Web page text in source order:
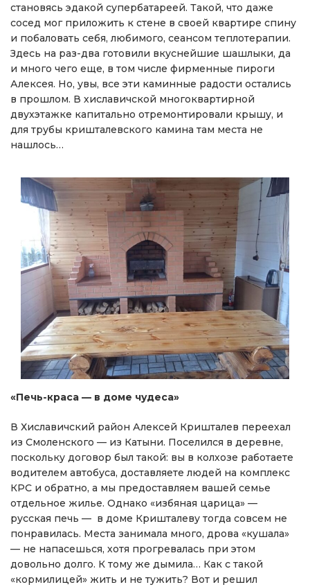
становясь эдакой супербатареей. Такой, что даже
сосед мог приложить к стене в своей квартире спину
и побаловать себя, любимого, сеансом теплотерапии.
Здесь на раз-два готовили вкуснейшие шашлыки, да
и много чего еще, в том числе фирменные пироги
Алексея. Но, увы, все эти каминные радости остались
в прошлом. В хиславичской многоквартирной
двухэтажке капитально отремонтировали крышу, и
для трубы кришталевского камина там места не
нашлось…
«Печь-краса — в доме чудеса»
В Хиславичский район Алексей Кришталев переехал
из Смоленского — из Катыни. Поселился в деревне,
поскольку договор был такой: вы в колхозе работаете
водителем автобуса, доставляете людей на комплекс
КРС и обратно, а мы предоставляем вашей семье
отдельное жилье. Однако «избяная царица» —
русская печь — в доме Кришталеву тогда совсем не
понравилась. Места занимала много, дрова «кушала»
— не напасешься, хотя прогревалась при этом
довольно долго. К тому же дымила… Как с такой
«кормилицей» жить и не тужить? Вот и решил